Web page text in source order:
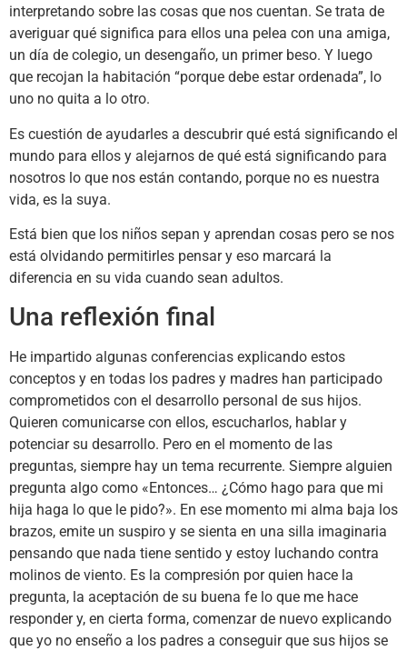
interpretando sobre las cosas que nos cuentan. Se trata de
averiguar qué significa para ellos una pelea con una amiga,
un día de colegio, un desengaño, un primer beso. Y luego
que recojan la habitación “porque debe estar ordenada”, lo
uno no quita a lo otro.
Es cuestión de ayudarles a descubrir qué está significando el
mundo para ellos y alejarnos de qué está significando para
nosotros lo que nos están contando, porque no es nuestra
vida, es la suya.
Está bien que los niños sepan y aprendan cosas pero se nos
está olvidando permitirles pensar y eso marcará la
diferencia en su vida cuando sean adultos.
Una reflexión final
He impartido algunas conferencias explicando estos
conceptos y en todas los padres y madres han participado
comprometidos con el desarrollo personal de sus hijos.
Quieren comunicarse con ellos, escucharlos, hablar y
potenciar su desarrollo. Pero en el momento de las
preguntas, siempre hay un tema recurrente. Siempre alguien
pregunta algo como «Entonces… ¿Cómo hago para que mi
hija haga lo que le pido?». En ese momento mi alma baja los
brazos, emite un suspiro y se sienta en una silla imaginaria
pensando que nada tiene sentido y estoy luchando contra
molinos de viento. Es la compresión por quien hace la
pregunta, la aceptación de su buena fe lo que me hace
responder y, en cierta forma, comenzar de nuevo explicando
que yo no enseño a los padres a conseguir que sus hijos se